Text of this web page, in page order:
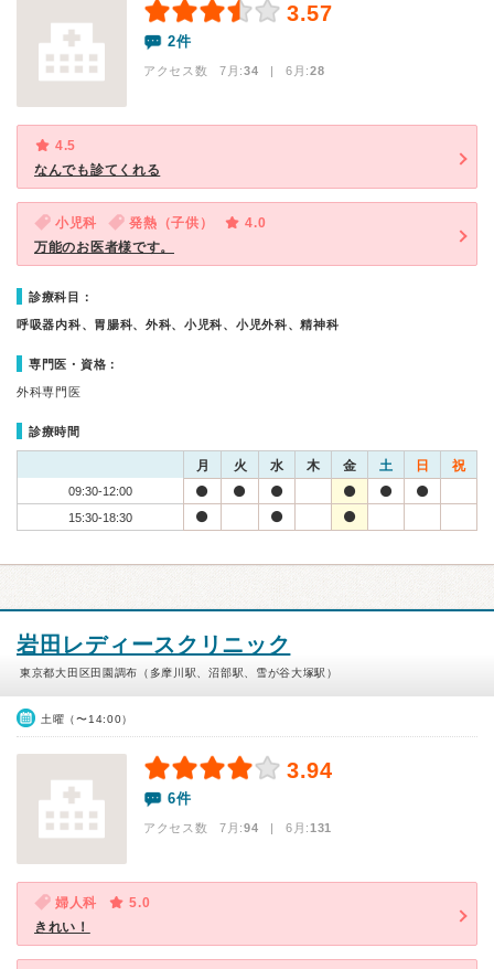
3.57
2件
アクセス数 7月:34 | 6月:28
4.5
なんでも診てくれる
小児科 発熱（子供）
4.0
万能のお医者様です。
診療科目：
呼吸器内科、胃腸科、外科、小児科、小児外科、精神科
専門医・資格：
外科専門医
診療時間
月 火 水 木 金 土 日 祝
09:30-12:00
15:30-18:30
岩田レディースクリニック
東京都大田区田園調布（多摩川駅、沼部駅、雪が谷大塚駅）
土曜（〜14:00）
3.94
6件
アクセス数 7月:94 | 6月:131
婦人科
5.0
きれい！